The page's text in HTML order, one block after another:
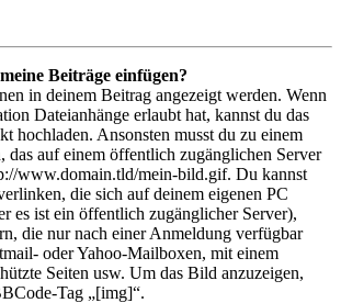
Beiträge einfügen?
in deinem Beitrag angezeigt werden. Wenn
Dateianhänge erlaubt hat, kannst du das
hochladen. Ansonsten musst du zu einem
das auf einem öffentlich zugänglichen Server
www.domain.tld/mein-bild.gif. Du kannst
die sich auf deinem eigenen PC
es ist ein öffentlich zugänglicher Server),
die nur nach einer Anmeldung verfügbar
oder Yahoo-Mailboxen, mit einem
Seiten usw. Um das Bild anzuzeigen,
Tag „[img]“.